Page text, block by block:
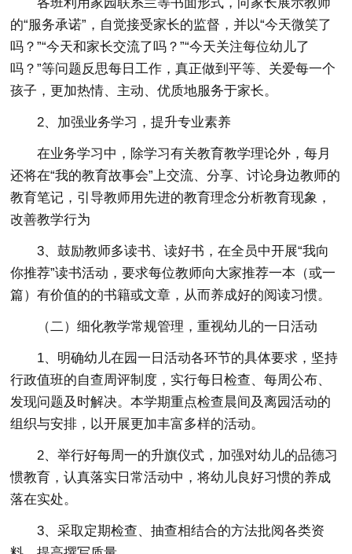
的“服务承诺”，自觉接受家长的监督，并以“今天微笑了
吗？”“今天和家长交流了吗？”“今天关注每位幼儿了
吗？”等问题反思每日工作，真正做到平等、关爱每一个
孩子，更加热情、主动、优质地服务于家长。
2、加强业务学习，提升专业素养
在业务学习中，除学习有关教育教学理论外，每月
还将在“我的教育故事会”上交流、分享、讨论身边教师的
教育笔记，引导教师用先进的教育理念分析教育现象，
改善教学行为
3、鼓励教师多读书、读好书，在全员中开展“我向
你推荐”读书活动，要求每位教师向大家推荐一本（或一
篇）有价值的的书籍或文章，从而养成好的阅读习惯。
（二）细化教学常规管理，重视幼儿的一日活动
1、明确幼儿在园一日活动各环节的具体要求，坚持
行政值班的自查周评制度，实行每日检查、每周公布、
发现问题及时解决。本学期重点检查晨间及离园活动的
组织与安排，以开展更加丰富多样的活动。
2、举行好每周一的升旗仪式，加强对幼儿的品德习
惯教育，认真落实日常活动中，将幼儿良好习惯的养成
落在实处。
3、采取定期检查、抽查相结合的方法批阅各类资